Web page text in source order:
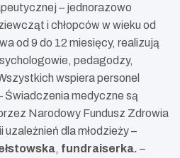
– jednorazowo
i chłopców w wieku od
od 9 do 12 miesięcy, realizują
pedagodzy,
wspiera personel
Świadczenia medyczne są
Narodowy Fundusz Zdrowia
dla młodzieży –
, fundraiserka. –